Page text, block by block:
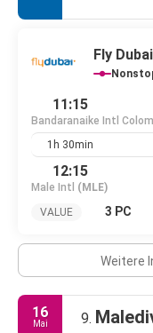
Fly
11:15
Bandaranaike Intl
1h 30min
12:15
Male Intl (MLE)
VALUE
3 PC
Weitere
16
Mai 9.